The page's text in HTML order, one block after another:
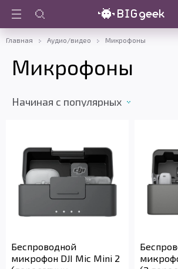
Главная Аудио/видео Микрофоны
Микрофоны
Начиная c популярных
Беспроводной
микрофон DJI Mic Mini 2